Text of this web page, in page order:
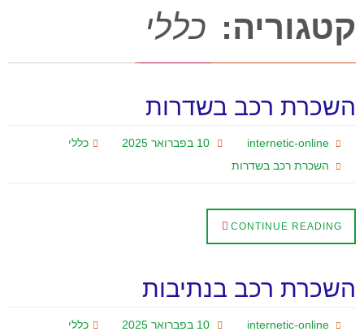
קטגוריה: כללי
השכרת רכב בשדרות
internetic-online 10 בפברואר 2025
כללי
השכרת רכב בשדרות
CONTINUE READING
השכרת רכב בנתיבות
internetic-online 10 בפברואר 2025
כללי